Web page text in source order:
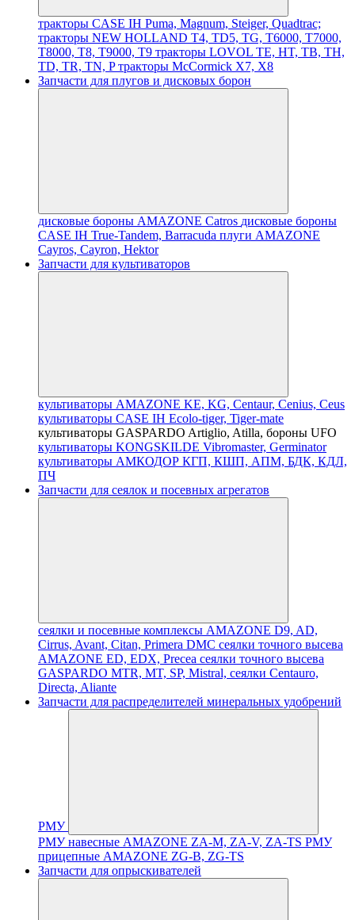
тракторы CASE IH Puma, Magnum, Steiger, Quadtrac;
тракторы NEW HOLLAND T4, TD5, TG, T6000, T7000,
T8000, T8, T9000, T9 тракторы LOVOL TE, HT, TB, TH,
TD, TR, TN, Pтракторы McCormick X7, X8
Запчасти для плугов и дисковых борон
дисковые бороны AMAZONE Catros дисковые бороны
CASE IH True-Tandem, Barracuda плуги AMAZONE
Cayros, Cayron, Hektor
Запчасти для культиваторов
культиваторы AMAZONE KE, KG, Centaur, Cenius, Ceus
культиваторы CASE IH Ecolo-tiger, Tiger-mate
культиваторы GASPARDO Artiglio, Atilla, бороны UFO
культиваторы KONGSKILDE Vibromaster, Germinator
культиваторы АМКОДОР КГП, КШП, АПМ, БДК, КДЛ,
ПЧ
Запчасти для сеялок и посевных агрегатов
сеялки и посевные комплексы AMAZONE D9, AD,
Cirrus, Avant, Citan, Primera DMC сеялки точного высева
AMAZONE ED, EDX, Precea сеялки точного высева
GASPARDO MTR, MT, SP, Mistral, сеялки Centauro,
Directa, Aliante
Запчасти для распределителей минеральных удобрений
РМУ
РМУ навесные AMAZONE ZA-M, ZA-V, ZA-TS РМУ
прицепные AMAZONE ZG-B, ZG-TS
Запчасти для опрыскивателей